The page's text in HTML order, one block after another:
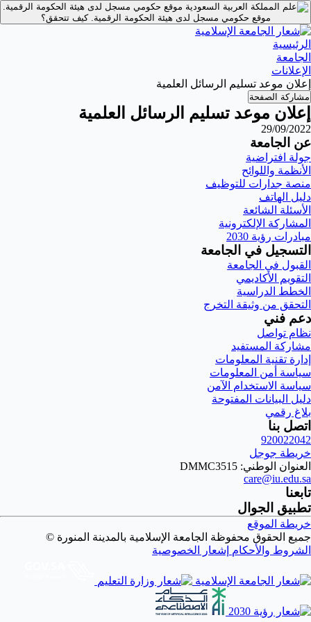
موقع حكومي مسجل لدى هيئة الحكومة الرقمية.
موقع حكومي مسجل لدى هيئة الحكومة الرقمية.كيف تتحقق؟
الرئيسية
الجامعة
الإعلانات
إعلان موعد تسليم الرسائل العلمية
مشاركة الصفحة
إعلان موعد تسليم الرسائل العلمية
29/09/2022
عن الجامعة
جولة افتراضية
الأنظمة واللوائح
منصة جدارات للتوظيف
دليل الهاتف
الأسئلة الشائعة
المشاركة الإلكترونية
مبادرات رؤية 2030
التسجيل في الجامعة
القبول في الجامعة
التقويم الأكاديمي
الخطط الدراسية
التحقق من وثيقة التخرج
دعم فني
نظام تواصل
مشاركة المستفيد
إدارة تقنية المعلومات
سياسة أمن المعلومات
سياسة الاستخدام الآمن
دليل البيانات المفتوحة
بلاغ رقمي
اتصل بنا
920022042
خريطة جوجل
العنوان الوطني: DMMC3515
care@iu.edu.sa
تابعنا
تطبيق الجوال
خريطة الموقع
جميع الحقوق محفوظة الجامعة الإسلامية بالمدينة المنورة ©
الشروط والأحكام إشعار الخصوصية